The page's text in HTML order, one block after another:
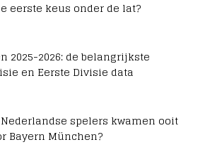
eerste keus onder de lat?
2025-2026: de belangrijkste
en Eerste Divisie data
spelers kwamen ooit
Bayern München?